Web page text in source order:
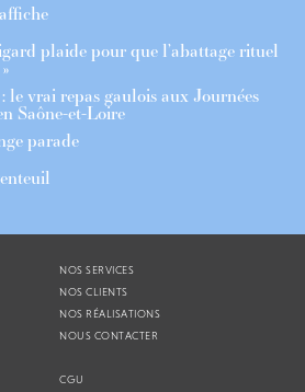
plaide pour que l’abattage rituel
le vrai repas gaulois aux Journées
Saône-et-Loire
parade
NOS SERVICES
NOS CLIENTS
NOS RÉALISATIONS
NOUS CONTACTER
CGU